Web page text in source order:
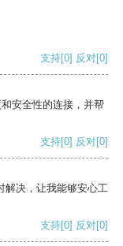
支持[0] 反对[0]
安全性的连接，并帮
支持[0] 反对[0]
解决，让我能够安心工
支持[0] 反对[0]